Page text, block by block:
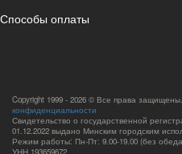
Способы оплаты
Copyright 1999 - 2026 © Все права
конфиденциальности
Свидетельство о государственной
01.12.2022 выдано Минским городским
Режим работы: Пн-Пт: 9.00-19.00 (без
УНН 193659672